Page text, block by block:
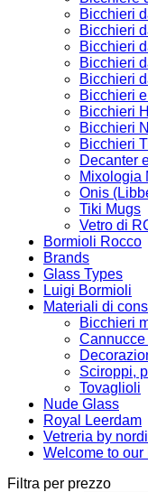
Bicchieri
Bicchieri
Bicchieri
Bicchieri
Bicchieri
Bicchieri
Bicchieri
Bicchieri
Bicchieri
Decanter
Mixologia
Onis
Tiki Mugs
Vetro di
Bormioli Rocco
Brands
Glass Types
Luigi Bormioli
Materiali di
Bicchieri
Sciroppi,
Tovaglioli
Nude Glass
Royal Leerdam
Vetreria by
Welcome to
Filtra per prezzo